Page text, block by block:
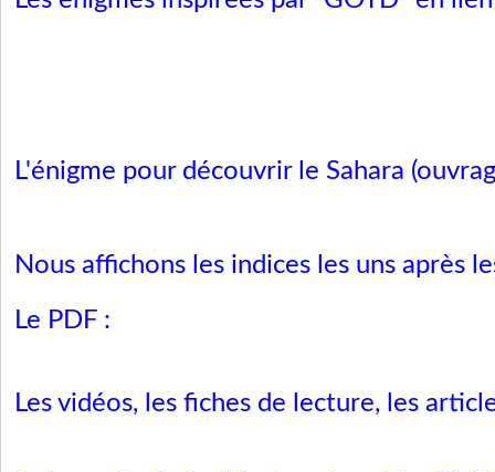
L'énigme pour découvrir le Sahara
Nous affichons les indices les uns après
Le PDF :
Les vidéos, les fiches de lecture, les